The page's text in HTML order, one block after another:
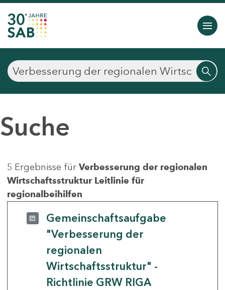
Suche
5 Ergebnisse für Verbesserung der regionalen
Wirtschaftsstruktur Leitlinie für
regionalbeihilfen
Gemeinschaftsaufgabe
"Verbesserung der
regionalen
Wirtschaftsstruktur" -
Richtlinie GRW RIGA